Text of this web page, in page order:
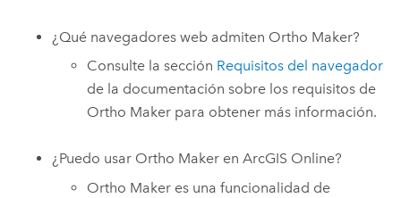
¿Qué navegadores web admiten Ortho Maker?
Consulte la sección Requisitos del navegador
de la documentación sobre los requisitos de
Ortho Maker para obtener más información.
¿Puedo usar Ortho Maker enArcGIS Online?
Ortho Maker es una funcionalidad de